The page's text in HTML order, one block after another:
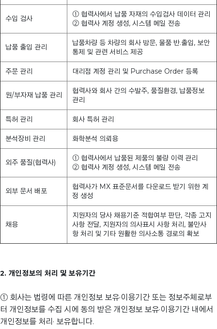
수입 검사
① 협력사에서 납품 자재의 수입검사 데이터 관리
② 협력사 계정 생성, 시스템 메일 전송
납품 출입 관리
납품차량 등 차량의 회사 방문, 물품 반.출입, 보안
통제 및 관련 서비스 제공
주문 관리 대리점 계정 관리 및 Purchase Order 등록
원/부자재 납품 관리
협력사와 회사 간의 수발주, 품질환경, 납품정보
관리
특허 관리 회사 특허 관리
분석장비 관리 화학분석 의뢰용
외주 품질(협력사)
① 협력사에서 납품된 제품의 불량 이력 관리
② 협력사 계정 생성, 시스템 메일 전송
외부 문서 배포
협력사가 MX 표준문서를 다운로드 받기 위한 계
정 생성
채용
지원자의 당사 채용기준 적합여부 판단, 각종 고지
사항 전달, 지원자의 의사표시 사항 처리, 불만사
항 처리 및 기타 원활한 의사소통 경로의 확보
2. 개인정보의 처리 및 보유기간
① 회사는 법령에 따른 개인정보 보유·이용기간 또는 정보주체로부
터 개인정보를 수집 시에 동의 받은 개인정보 보유·이용기간 내에서
개인정보를 처리· 보유합니다.